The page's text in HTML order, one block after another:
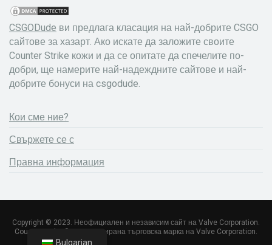
CSGODude ви предлага класация на най-добрите CSGO
сайтове за хазарт. Ако искате да заложите своите
Counter Strike кожи и да се опитате да спечелите по-
добри, ще намерите най-надеждните сайтове и най-
добрите бонуси на csgodude.
Кои сме ние?
Свържете се с
Правна информация
Copyright © 2023. Неофициален и независим сайт на Valve Corporation.
Counter Strike ® е регистрирана търговска марка на Valve Corporation.
Bulgarian